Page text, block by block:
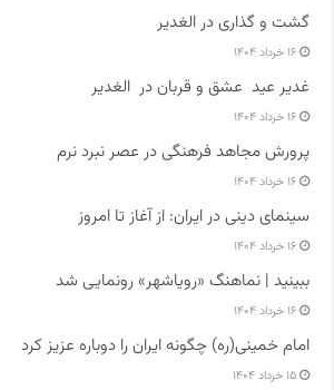
گشت و گذاری در الغدیر
۱۶ خرداد ۱۴۰۴
غدیر عید عشق و قربان در الغدیر
۱۶ خرداد ۱۴۰۴
پرورش مجاهد فرهنگی در عصر نبرد نرم
۱۶ خرداد ۱۴۰۴
سینمای دینی در ایران: از آغاز تا امروز
۱۶ خرداد ۱۴۰۴
ببینید | نماهنگ «رویاشهر» رونمایی شد
۱۶ خرداد ۱۴۰۴
امام خمینی(ره) چگونه ایران را دوباره عزیز کرد
۱۵ خرداد ۱۴۰۴